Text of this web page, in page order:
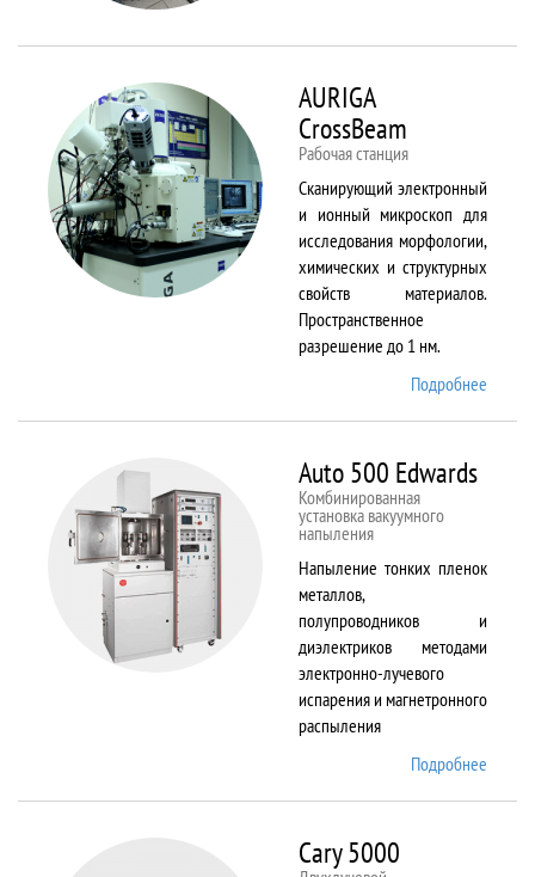
AURIGA
CrossBeam
Рабочая станция
Сканирующий электронный
и ионный микроскоп для
исследования морфологии,
химических и структурных
свойств материалов.
Пространственное
разрешение до 1 нм.
Подробнее
Auto 500 Edwards
Комбинированная
установка вакуумного
напыления
Напыление тонких пленок
металлов,
полупроводников и
диэлектриков методами
электронно-лучевого
испарения и магнетронного
распыления
Подробнее
Cary 5000